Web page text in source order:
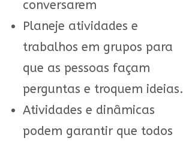
conversarem
Planeje atividades e
trabalhos em grupos para
que as pessoas façam
perguntas e troquem ideias.
Atividades e dinâmicas
podem garantir que todos